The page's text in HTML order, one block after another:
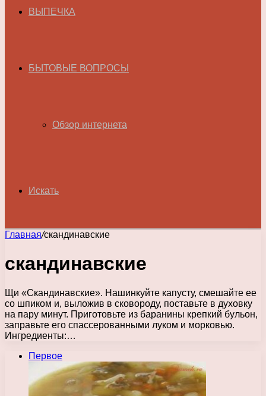
ВЫПЕЧКА
БЫТОВЫЕ ВОПРОСЫ
Обзор интернета
Искать
Главная/скандинавские
скандинавские
Щи «Скандинавские». Нашинкуйте капусту, смешайте ее
со шпиком и, выложив в сковороду, поставьте в духовку
на пару минут. Приготовьте из баранины крепкий бульон,
заправьте его спассерованными луком и морковью.
Ингредиенты:…
Первое